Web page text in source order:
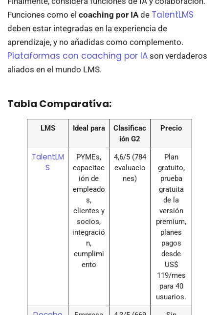
Funciones como el coaching por IA de TalentLMS
deben estar integradas en la experiencia de
aprendizaje, y no añadidas como complemento.
Plataformas con coaching por IA son verdaderos
aliados en el mundo LMS.
Tabla Comparativa:
LMS Ideal para
Clasificac
ión G2
Precio
TalentLM
S
PYMEs,
capacitac
ión de
empleado
s,
clientes y
socios,
integració
n,
cumplimi
ento
4,6/5 (784
evaluacio
nes)
Plan
gratuito,
prueba
gratuita
de la
versión
premium,
planes
pagos
desde
US$
119/mes
para 40
usuarios.